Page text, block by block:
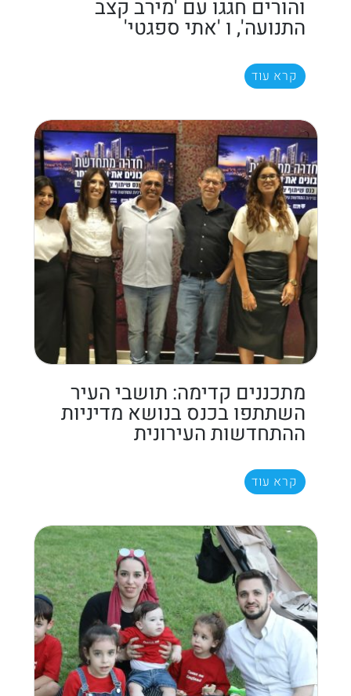
והורים חגגו עם 'מירב קצב
התנועה', ו 'אתי ספגטי'
קרא עוד
מתכננים קדימה: תושבי העיר
השתתפו בכנס בנושא מדיניות
ההתחדשות העירונית
קרא עוד